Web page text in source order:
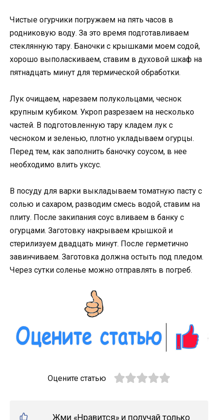
Чистые огурчики погружаем на пять часов в
родниковую воду. За это время подготавливаем
стеклянную тару. Баночки с крышками моем содой,
хорошо выполаскиваем, ставим в духовой шкаф на
пятнадцать минут для термической обработки.
Лук очищаем, нарезаем полукольцами, чеснок
крупным кубиком. Укроп разрезаем на несколько
частей. В подготовленную тару кладем лук с
чесноком и зеленью, плотно укладываем огурцы.
Перед тем, как заполнить баночку соусом, в нее
необходимо влить уксус.
В посуду для варки выкладываем томатную пасту с
солью и сахаром, разводим смесь водой, ставим на
плиту. После закипания соус вливаем в банку с
огурцами. Заготовку накрываем крышкой и
стерилизуем двадцать минут. После герметично
завинчиваем. Заготовка должна остыть под пледом.
Через сутки соленье можно отправлять в погреб.
Оцените статью
Жми «Нравится» и получай только